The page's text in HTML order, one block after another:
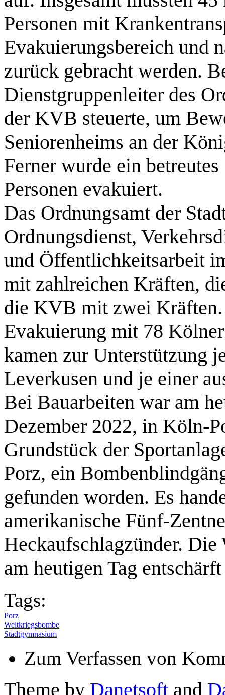
Personen mit
Evakuierungsbereich und
zurück gebracht werden.
Dienstgruppenleiter des
der KVB steuerte, um
Seniorenheims an der
Ferner wurde ein
Personen evakuiert.
Das Ordnungsamt der
Ordnungsdienst,
und Öffentlichkeitsarbeit
mit zahlreichen Kräften,
die KVB mit zwei
Evakuierung mit 78
kamen zur Unterstützung
Leverkusen und je einer
Bei Bauarbeiten war am
Dezember 2022, in Köln-
Grundstück der
Porz, ein
gefunden worden. Es
amerikanische Fünf-
Heckaufschlagzünder.
am heutigen Tag
Tags:
Porz
Weltkriegsbombe
Stadtgymnasium
Zum Verfassen von
Theme by Danetsoft and